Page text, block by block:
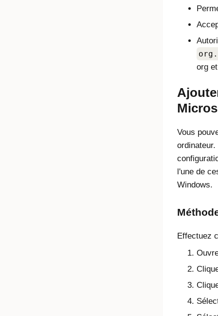
org
Vous
l'une de
Windows.
Effectuez